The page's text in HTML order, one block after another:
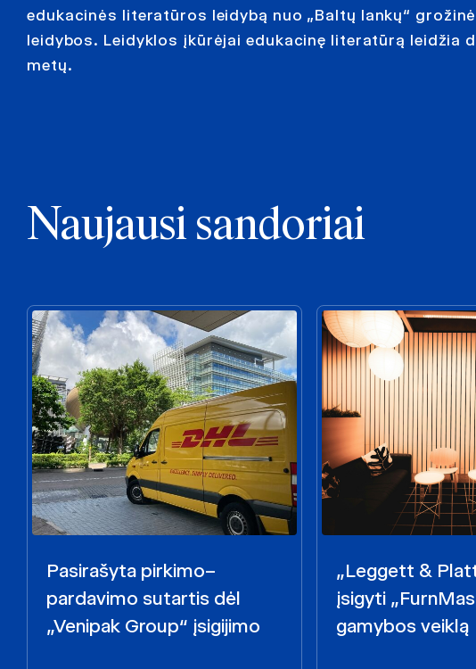
edukacinės literatūros leidybą nuo „Baltų lankų“
leidybos. Leidyklos įkūrėjai edukacinę literatūrą leidžia
metų.
Naujausi sandoriai
Pasirašyta pirkimo–
pardavimo sutartis dėl
„Venipak Group“ įsigijimo
„Leggett &
įsigyti
gamybos veiklą